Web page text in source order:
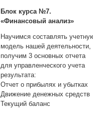
Блок курса №7.
«Финансовый анализ»
Научимся составлять
модель нашей деятельности,
получим 3 основных отчета
для управленческого учета
результата:
Отчет о прибылях и убытках
Движение денежных средств
Текущий баланс